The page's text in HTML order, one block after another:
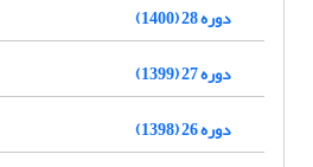
دوره 28 (1400)
دوره 27 (1399)
دوره 26 (1398)